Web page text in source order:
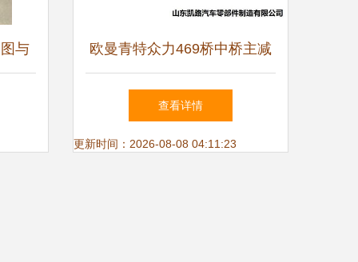
与 欧曼青特众力469桥中桥主减
速器总成详解 型号、价格、
图片与配件厂家指南
查看详情
更新时间：2026-08-08 04:11:23